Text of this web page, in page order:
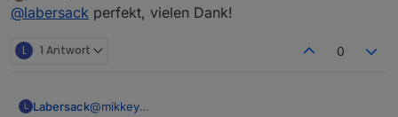
Offline
@labersack perfekt, vielen Dank!
L 1 Antwort 0
L Labersack@mikkey